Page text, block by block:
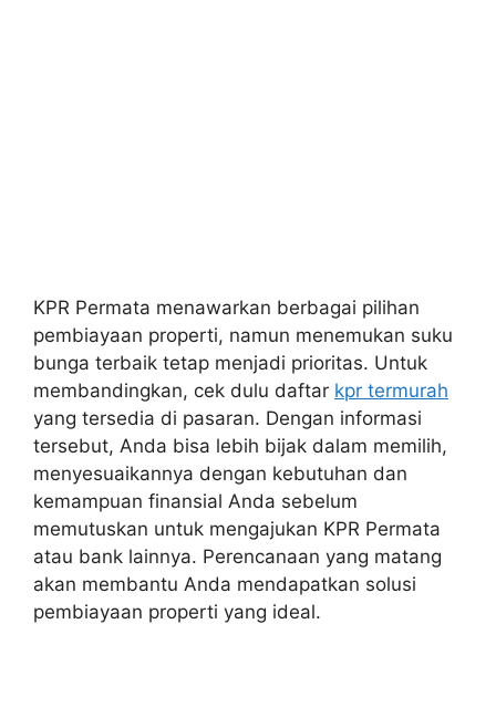
KPR Permata menawarkan berbagai pilihan
pembiayaan properti, namun menemukan suku
bunga terbaik tetap menjadi prioritas. Untuk
membandingkan, cek dulu daftar kpr termurah
yang tersedia di pasaran. Dengan informasi
tersebut, Anda bisa lebih bijak dalam memilih,
menyesuaikannya dengan kebutuhan dan
kemampuan finansial Anda sebelum
memutuskan untuk mengajukan KPR Permata
atau bank lainnya. Perencanaan yang matang
akan membantu Anda mendapatkan solusi
pembiayaan properti yang ideal.